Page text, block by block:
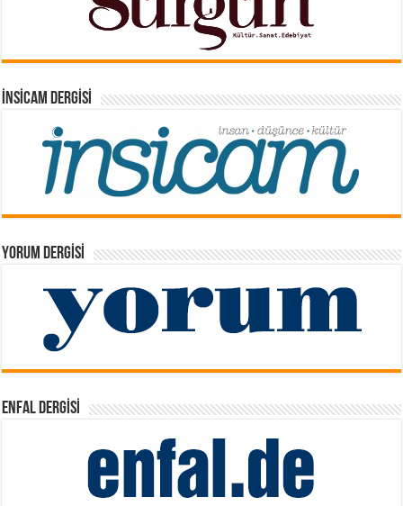
İNSICAM DERGISI
YORUM DERGISI
ENFAL DERGISI